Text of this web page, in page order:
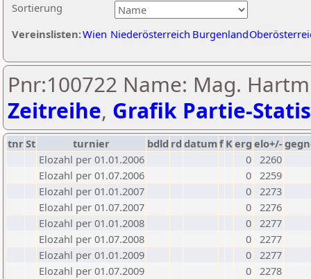
Sortierung
Vereinslisten:Wien Niederösterreich Burgenland
Pnr:100722 Name: Mag.
Zeitreihe, Grafik Partie-
tnrSt turnier bdld rd datumf Kerg elo+/-
Elozahl per 01.01.2006
0 2260
Elozahl per 01.07.2006
0 2259
Elozahl per 01.01.2007
0 2273
Elozahl per 01.07.2007
0 2276
Elozahl per 01.01.2008
0 2277
Elozahl per 01.07.2008
0 2277
Elozahl per 01.01.2009
0 2277
Elozahl per 01.07.2009
0 2278